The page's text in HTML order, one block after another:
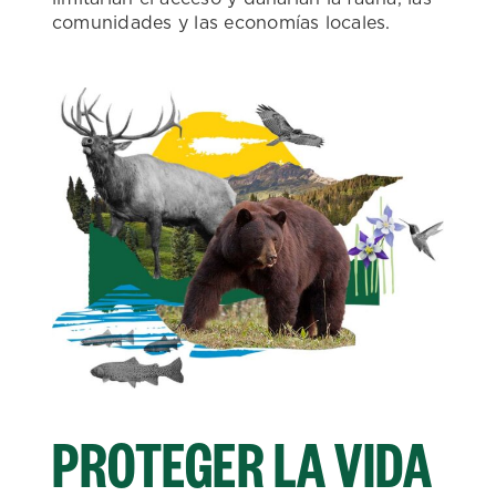
comunidades y las economías locales.
PROTEGER LA VIDA